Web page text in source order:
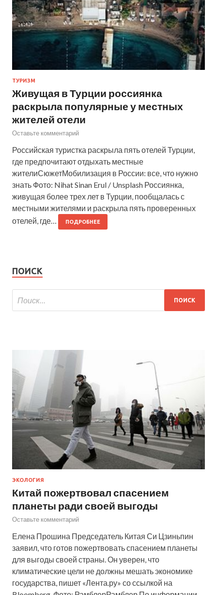
ТУРИЗМ
Живущая в Турции россиянка
раскрыла популярные у местных
жителей отели
Оставьте комментарий
Российская туристка раскрыла пять отелей Турции,
где предпочитают отдыхать местные
жителиСюжетМобилизация в России: все, что нужно
знать Фото: Nihat Sinan Erul / Unsplash Россиянка,
живущая более трех лет в Турции, пообщалась с
местными жителями и раскрыла пять проверенных
отелей, где…
ПОДРОБНЕЕ
ПОИСК
ЭКОЛОГИЯ
Китай пожертвовал спасением
планеты ради своей выгоды
Оставьте комментарий
Елена Прошина Председатель Китая Си Цзиньпин
заявил, что готов пожертвовать спасением планеты
для выгоды своей страны. Он уверен, что
климатические цели не должны мешать экономике
государства, пишет «Лента.ру» со ссылкой на